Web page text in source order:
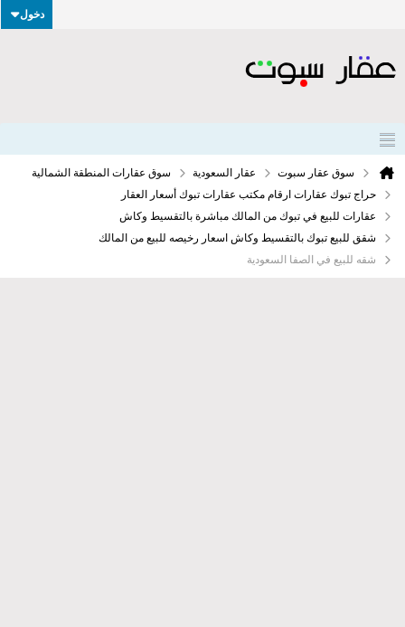
دخول
سوق عقار سبوت عقار السعودية
سوق عقارات المنطقة الشمالية
حراج تبوك عقارات ارقام مكتب عقارات تبوك أسعار العقار
عقارات للبيع في تبوك من المالك مباشرة بالتقسيط وكاش
شقق للبيع تبوك بالتقسيط وكاش اسعار رخيصه للبيع من المالك
شقه للبيع في الصفا السعودية